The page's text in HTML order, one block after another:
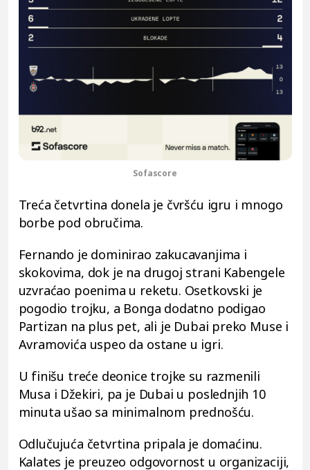
Sofascore
Treća četvrtina donela je čvršću igru i mnogo
borbe pod obručima.
Fernando je dominirao zakucavanjima i
skokovima, dok je na drugoj strani Kabengele
uzvraćao poenima u reketu. Osetkovski je
pogodio trojku, a Bonga dodatno podigao
Partizan na plus pet, ali je Dubai preko Muse i
Avramovića uspeo da ostane u igri.
U finišu treće deonice trojke su razmenili
Musa i Džekiri, pa je Dubai u poslednjih 10
minuta ušao sa minimalnom prednošću.
Odlučujuća četvrtina pripala je domaćinu.
Kalates je preuzeo odgovornost u organizaciji,